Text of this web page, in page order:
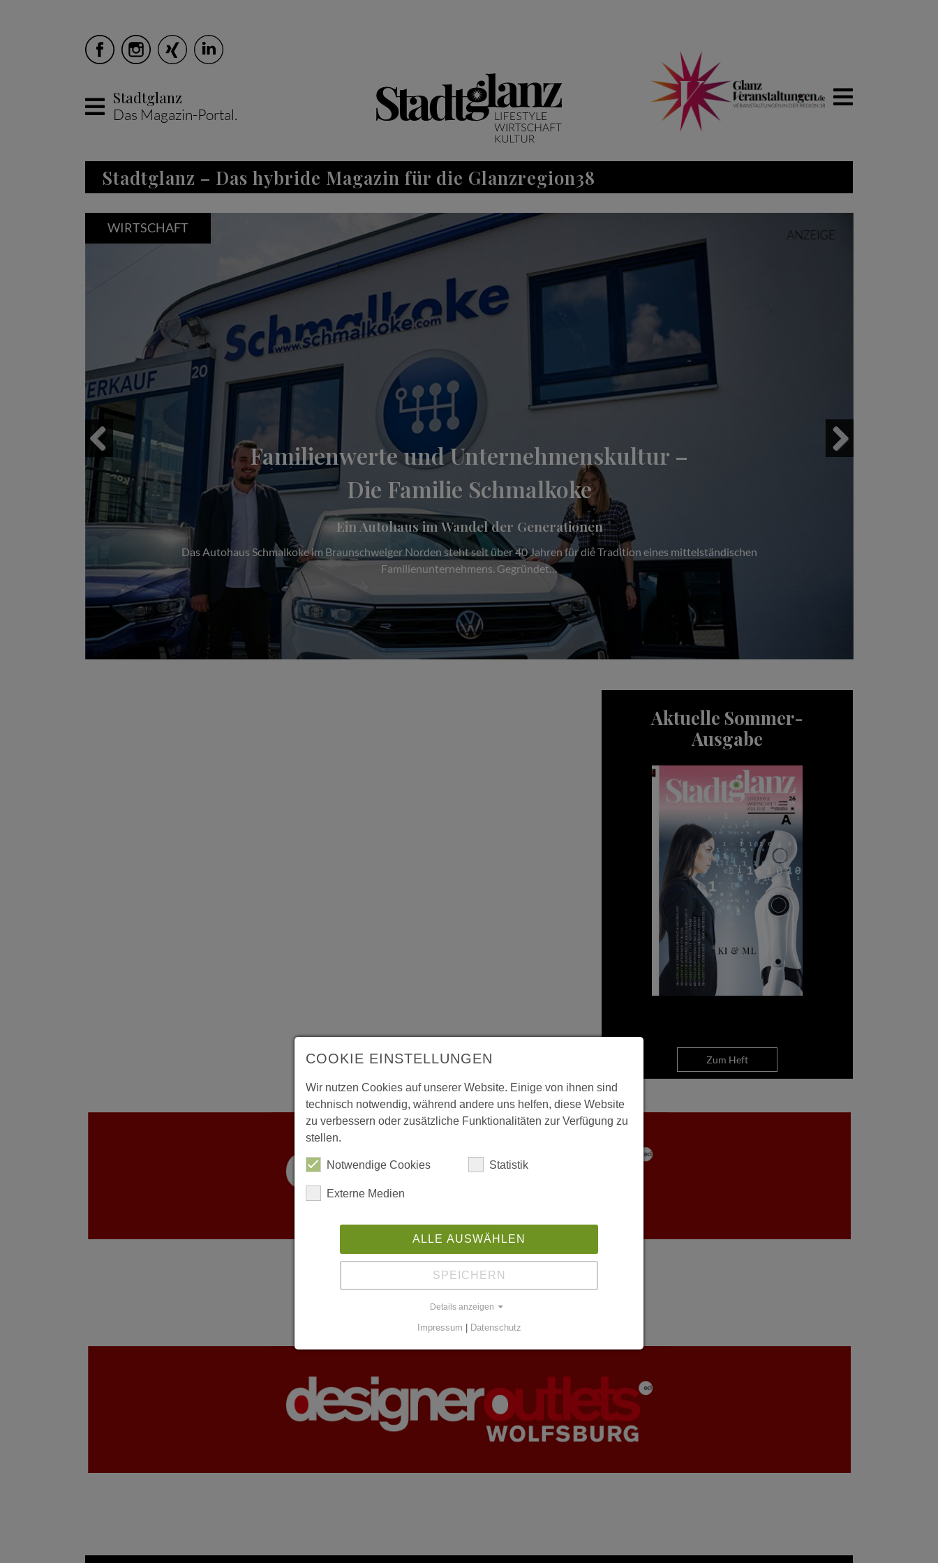
Stadtglanz
Das Magazin-Portal.
Stadtglanz – Das hybride Magazin für die Glanzregion38
WIRTSCHAFT
Familienwerte und Unternehmenskultur –
Die Familie Schmalkoke
Ein Autohaus im Wandel der Generationen
Das Autohaus Schmalkoke im Braunschweiger Norden steht seit über 40 Jahren für die Tradition eines mittelständischen
Familienunternehmens. Gegründet…
Previous
Aktuelle Sommer-
Ausgabe
Zum Heft
COOKIE EINSTELLUNGEN
Wir nutzen Cookies auf unserer Website. Einige von ihnen sind
technisch notwendig, während andere uns helfen, diese Website
zu verbessern oder zusätzliche Funktionalitäten zur Verfügung zu
stellen.
Notwendige Cookies Statistik
Externe Medien
ALLE AUSWÄHLEN
SPEICHERN
Details anzeigen
Impressum | Datenschutz